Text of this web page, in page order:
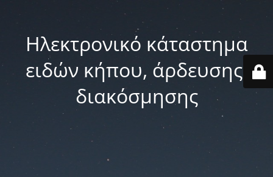
Ηλεκτρονικό κάταστημα
ειδών κήπου, άρδευσης,
διακόσμησης